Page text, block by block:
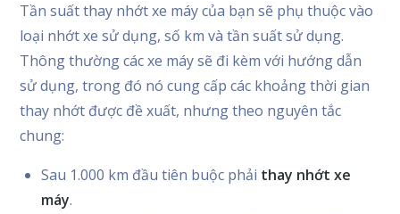
Tần suất thay nhớt xe máy của bạn sẽ phụ thuộc vào
loại nhớt xe sử dụng, số km và tần suất sử dụng.
Thông thường các xe máy sẽ đi kèm với hướng dẫn
sử dụng, trong đó nó cung cấp các khoảng thời gian
thay nhớt được đề xuất, nhưng theo nguyên tắc
chung:
Sau 1.000 km đầu tiên buộc phải thay nhớt xe
máy.